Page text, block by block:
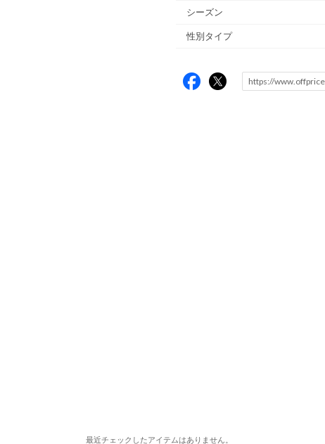
シーズン
性別タイプ
最近チェックしたアイテムはありません。